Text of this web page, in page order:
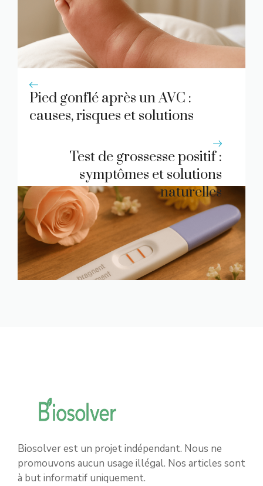
Pied gonflé après un AVC :
causes, risques et solutions
Test de grossesse positif :
symptômes et solutions
naturelles
Biosolver est un projet indépendant. Nous ne
promouvons aucun usage illégal. Nos articles sont
à but informatif uniquement.